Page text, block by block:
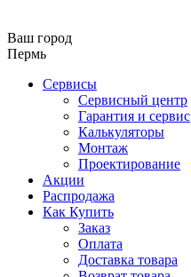
Ваш город
Пермь
Сервисы
Сервисный центр
Гарантия и сервис
Калькуляторы
Монтаж
Проектирование
Акции
Распродажа
Как Купить
Заказ
Оплата
Доставка товара